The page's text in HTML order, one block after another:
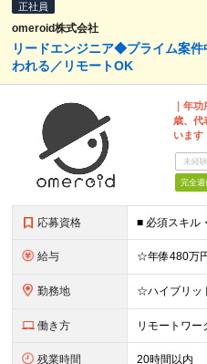
正社員
omeroid株式会社
リードエンジニア◆プライム案
われる／リモートOK
｜年
歳、代
います
未経
完全週
応募資格
給与
勤務地
働き方 リモートワー
残業時間 20時間以内